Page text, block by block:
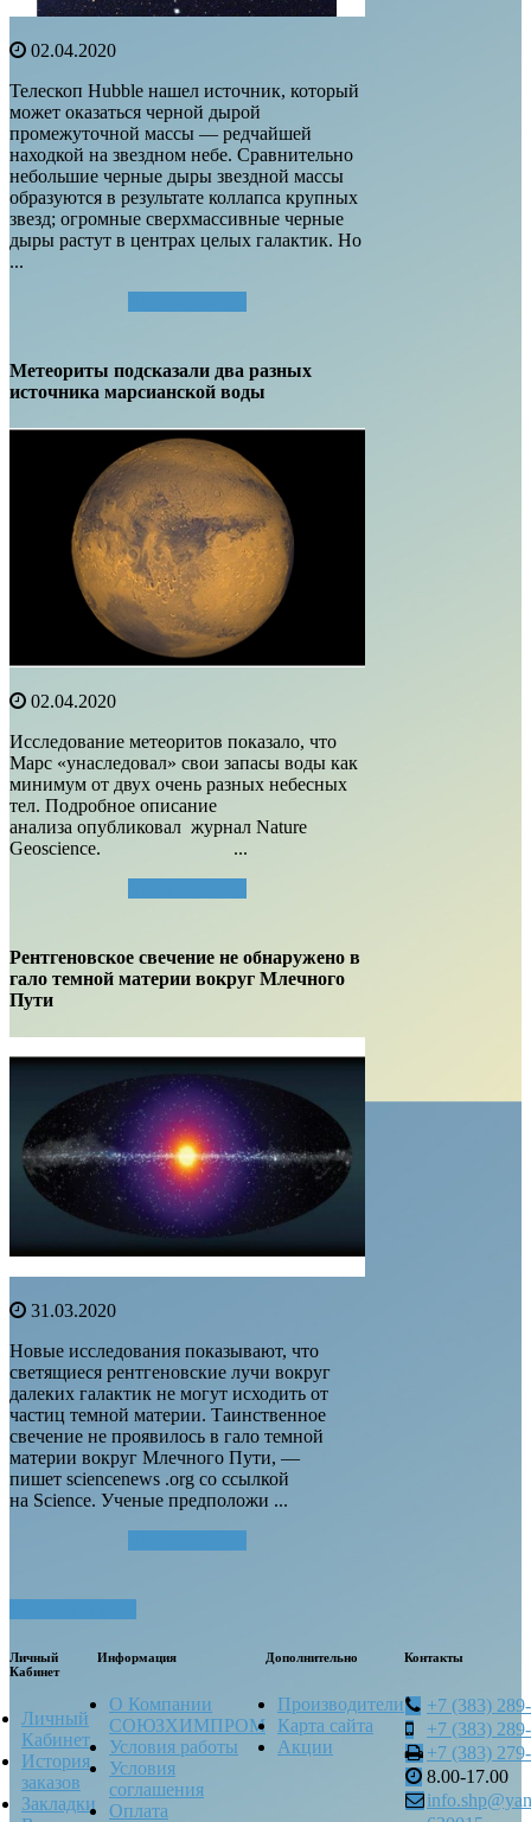
02.04.2020
Телескоп Hubble нашел источник, который
может оказаться черной дырой
промежуточной массы — редчайшей
находкой на звездном небе. Сравнительно
небольшие черные дыры звездной массы
образуются в результате коллапса крупных
звезд; огромные сверхмассивные черные
дыры растут в центрах целых галактик. Но
...
Метеориты подсказали два разных
источника марсианской воды
02.04.2020
Исследование метеоритов показало, что
Марс «унаследовал» свои запасы воды как
минимум от двух очень разных небесных
тел. Подробное описание
анализа опубликовал журнал Nature
Geoscience. ...
Рентгеновское свечение не обнаружено в
гало темной материи вокруг Млечного
Пути
31.03.2020
Новые исследования показывают, что
светящиеся рентгеновские лучи вокруг
далеких галактик не могут исходить от
частиц темной материи. Таинственное
свечение не проявилось в гало темной
материи вокруг Млечного Пути, —
пишет sciencenews .org со ссылкой
на Science. Ученые предположи ...
Личный
Кабинет
Личный
Кабинет
История
заказов
Закладки
Информация
О Компании
СОЮЗХИМПРОМ
Условия работы
Условия
соглашения
Оплата
Дополнительно
Производители
Карта сайта
Акции
Контакты
+7 (383)
+7 (383)
+7 (383)
8.00-17.00